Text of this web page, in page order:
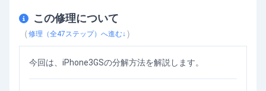
この修理について
（修理（全47 ステップ）へ進む↓ ）
今回は、iPhone3GSの分解方法を解説します。